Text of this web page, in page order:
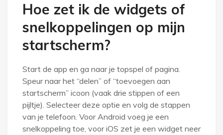
Hoe zet ik de widgets of
snelkoppelingen op mijn
startscherm?
Start de app en ga naar je topspel of pagina.
Speur naar het “delen” of “toevoegen aan
startscherm” icoon (vaak drie stippen of een
pijltje). Selecteer deze optie en volg de stappen
van je telefoon. Voor Android voeg je een
snelkoppeling toe, voor iOS zet je een widget neer